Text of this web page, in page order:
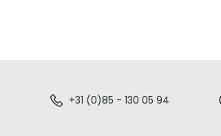
+31 (0)85 - 130 05 94